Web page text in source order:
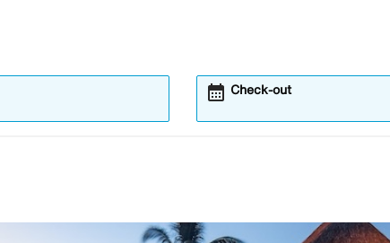
Check-out
Abre
calendar_month